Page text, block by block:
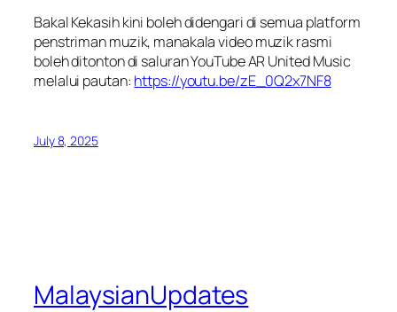
Bakal Kekasihkini boleh didengari di semua platform
penstriman muzik, manakala video muzik rasmi
boleh ditonton di saluran YouTube AR United Music
melalui pautan: https://youtu.be/zE_0Q2x7NF8
July 8, 2025
MalaysianUpdates